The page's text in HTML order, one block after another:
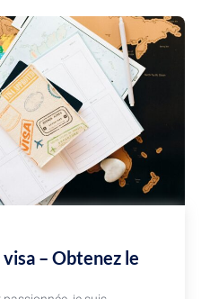
– Obtenez le